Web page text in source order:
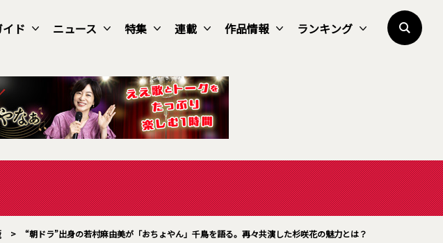
イド ニュース 特集 連載 作品情報 ランキング
> “朝ドラ”出身の若村麻由美が「おちょやん」千鳥を語る。再々共演した杉咲花の魅力とは？